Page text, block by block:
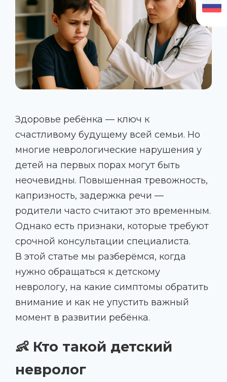
Здоровье ребёнка — ключ к
счастливому будущему всей семьи. Но
многие неврологические нарушения у
детей на первых порах могут быть
неочевидны. Повышенная тревожность,
капризность, задержка речи —
родители часто считают это временным.
Однако есть признаки, которые требуют
срочной консультации специалиста.
В этой статье мы разберёмся, когда
нужно обращаться к детскому
неврологу, на какие симптомы обратить
внимание и как не упустить важный
момент в развитии ребёнка.
👶 Кто такой детский
невролог